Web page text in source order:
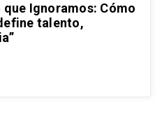
Ignoramos: Cómo
talento,